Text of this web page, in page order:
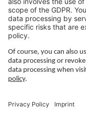
LEGAL LINKS
Polityka prywatności
Nadruk
Zarządzanie